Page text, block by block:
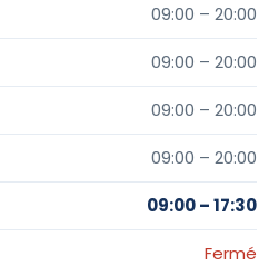
09:00 – 20:00
09:00 – 20:00
09:00 – 20:00
09:00 – 20:00
09:00 – 17:30
Fermé